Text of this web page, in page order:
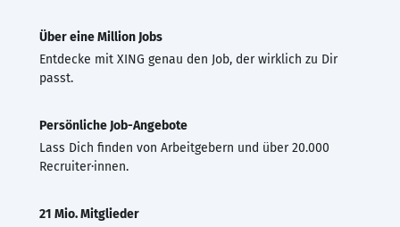
Über eine Million Jobs
Entdecke mit XING genau den Job, der wirklich zu Dir
passt.
Persönliche Job-Angebote
Lass Dich finden von Arbeitgebern und über 20.000
Recruiter·innen.
21 Mio. Mitglieder